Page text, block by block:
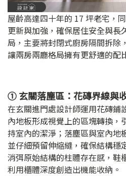
屋齡高達四十年的 17 坪老宅，
更新與加強，確保居住安全與長
局，主要將封閉式廚房隔間拆除
讓兩房兩廳格局擁有更舒適的配
① 玄關落塵區：花磚界線與
在玄關進門處設計師運用花磚鋪
內地板形成視覺上的區塊轉換，
持室內的潔淨；落塵區與室內地
並仔細預留伸縮縫，確保結構穩
消弭原始結構的柱體存在感，鞋
利用櫃體深度創造出機能收納。